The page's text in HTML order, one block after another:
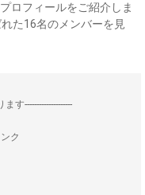
ロフィールをご紹介しま
た16名のメンバーを見
す--------------------
ク